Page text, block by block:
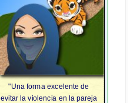
"Una forma excelente de
evitar la violencia en la pareja